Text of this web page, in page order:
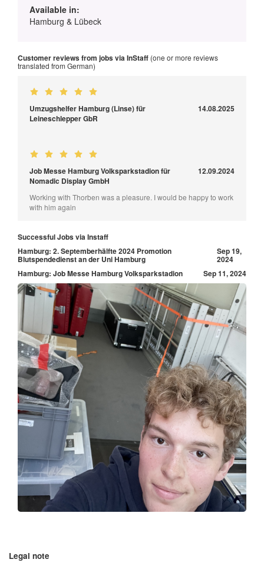
Available in:
Hamburg & Lübeck
Customer reviews from jobs via InStaff (one or more reviews
translated from German)
Umzugshelfer Hamburg (Linse) für
Leineschlepper GbR
14.08.2025
Job Messe Hamburg Volksparkstadion für
Nomadic Display GmbH
12.09.2024
Working with Thorben was a pleasure. I would be happy to work
with him again
Successful Jobs via Instaff
Hamburg: 2. Septemberhälfte 2024 Promotion
Blutspendedienst an der Uni Hamburg
Sep 19,
2024
Hamburg: Job Messe Hamburg Volksparkstadion
Sep 11, 2024
Legal note